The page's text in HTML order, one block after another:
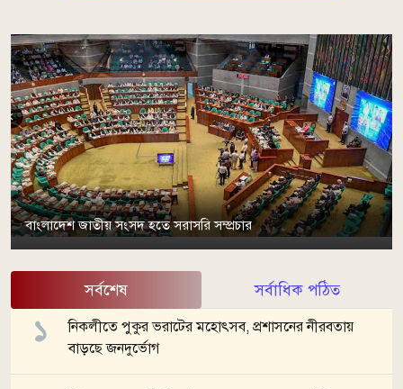
বাংলাদেশ জাতীয় সংসদ হতে সরাসরি সম্প্রচার
সর্বশেষ সর্বাধিক পঠিত
নিকলীতে পুকুর ভরাটের মহোৎসব, প্রশাসনের নীরবতায়
বাড়ছে জনদুর্ভোগ